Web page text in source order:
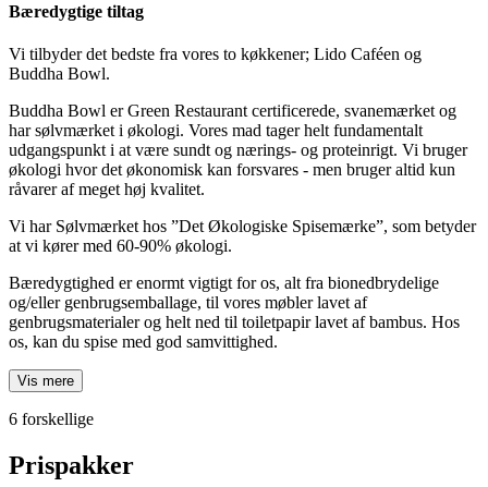
Bæredygtige tiltag
Vi tilbyder det bedste fra vores to køkkener; Lido Caféen og
Buddha Bowl.
Buddha Bowl er Green Restaurant certificerede, svanemærket og
har sølvmærket i økologi. Vores mad tager helt fundamentalt
udgangspunkt i at være sundt og nærings- og proteinrigt. Vi bruger
økologi hvor det økonomisk kan forsvares - men bruger altid kun
råvarer af meget høj kvalitet.
Vi har Sølvmærket hos ”Det Økologiske Spisemærke”, som betyder
at vi kører med 60-90% økologi.
Bæredygtighed er enormt vigtigt for os, alt fra bionedbrydelige
og/eller genbrugsemballage, til vores møbler lavet af
genbrugsmaterialer og helt ned til toiletpapir lavet af bambus. Hos
os, kan du spise med god samvittighed.
Vis mere
6 forskellige
Prispakker